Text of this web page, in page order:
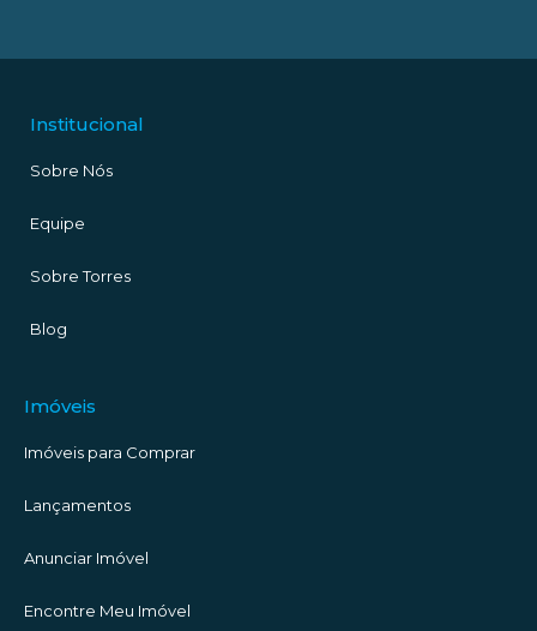
Institucional
Sobre Nós
Equipe
Sobre Torres
Blog
Imóveis
Imóveis para Comprar
Lançamentos
Anunciar Imóvel
Encontre Meu Imóvel